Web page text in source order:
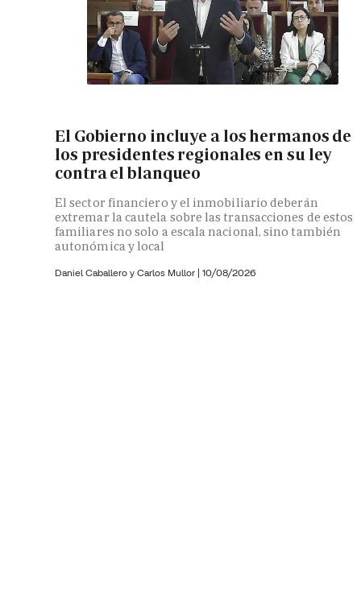
El Gobierno incluye a los hermanos de
los presidentes regionales en su ley
contra el blanqueo
El sector financiero y el inmobiliario deberán
extremar la cautela sobre las transacciones de estos
familiares no solo a escala nacional, sino también
autonómica y local
Daniel Caballero y Carlos Mullor | 10/08/2026